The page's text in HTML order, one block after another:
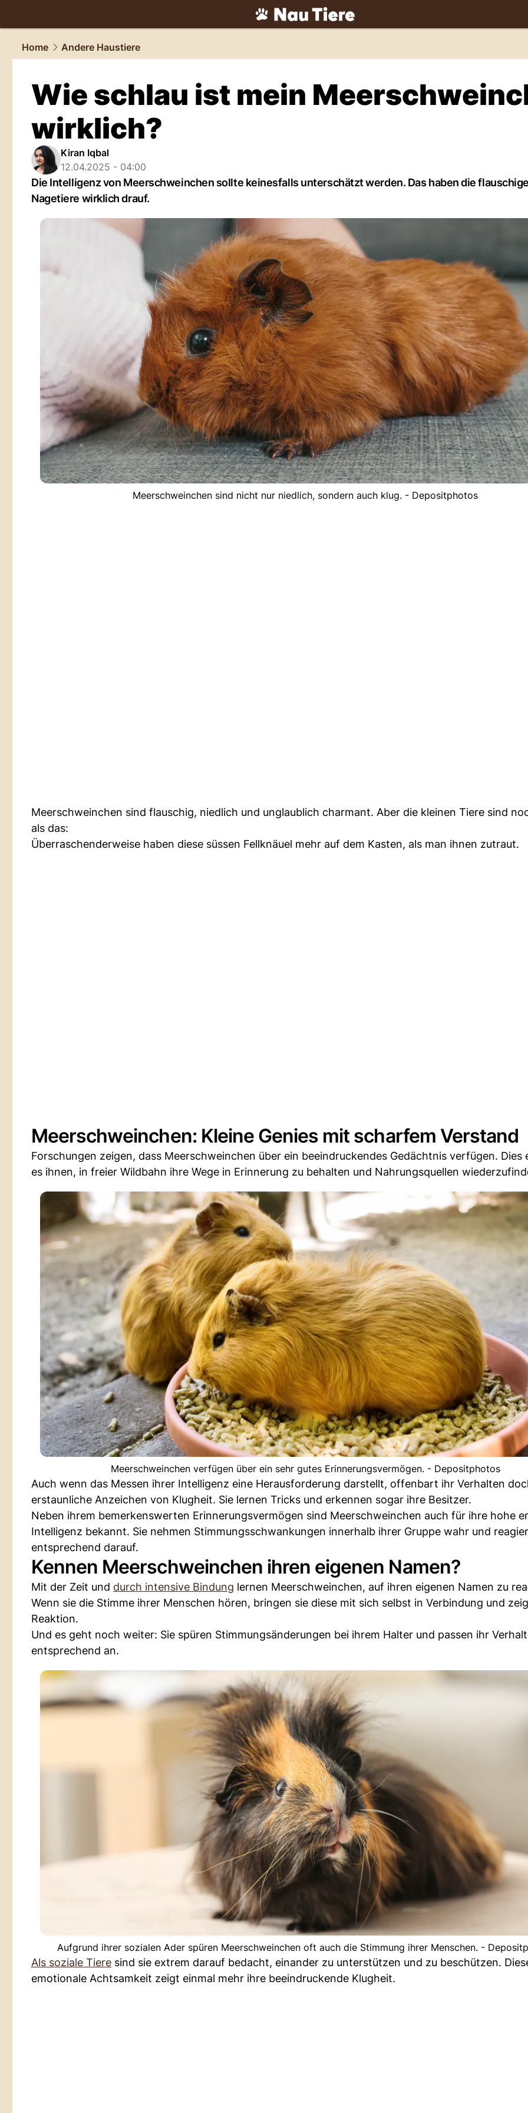
tiere.NAU.ch
Home
Andere Haustiere
Wie schlau ist mein
wirklich?
Kiran Iqbal
12.04.2025 - 04:00
Die Intelligenz von Meerschweinchen sollte keinesfalls unterschätzt werden. Das haben die
Nagetiere wirklich drauf.
Meerschweinchen sind nicht nur niedlich, sondern auch klug. - Depositphotos
Meerschweinchen sind flauschig, niedlich und unglaublich charmant. Aber die kleinen Tiere sind
als das:
Überraschenderweise haben diese süssen Fellknäuel mehr auf dem Kasten, als man ihnen zutraut.
Meerschweinchen: Kleine Genies mit scharfem Verstand
Forschungen zeigen, dass Meerschweinchen über ein beeindruckendes Gedächtnis verfügen. Dies
es ihnen, in freier Wildbahn ihre Wege in Erinnerung zu behalten und Nahrungsquellen
Meerschweinchen verfügen über ein sehr gutes Erinnerungsvermögen. - Depositphotos
Auch wenn das Messen ihrer Intelligenz eine Herausforderung darstellt, offenbart ihr Verhalten
erstaunliche Anzeichen von Klugheit. Sie lernen Tricks und erkennen sogar ihre Besitzer.
Neben ihrem bemerkenswerten Erinnerungsvermögen sind Meerschweinchen auch für ihre hohe
Intelligenz bekannt. Sie nehmen Stimmungsschwankungen innerhalb ihrer Gruppe wahr und
entsprechend darauf.
Kennen Meerschweinchen ihren eigenen Namen?
Mit der Zeit und durch intensive Bindung lernen Meerschweinchen, auf ihren eigenen Namen zu
Wenn sie die Stimme ihrer Menschen hören, bringen sie diese mit sich selbst in Verbindung und
Reaktion.
Und es geht noch weiter: Sie spüren Stimmungsänderungen bei ihrem Halter und passen ihr
entsprechend an.
Aufgrund ihrer sozialen Ader spüren Meerschweinchen oft auch die Stimmung ihrer Menschen. -
Als soziale Tiere sind sie extrem darauf bedacht, einander zu unterstützen und zu beschützen.
emotionale Achtsamkeit zeigt einmal mehr ihre beeindruckende Klugheit.